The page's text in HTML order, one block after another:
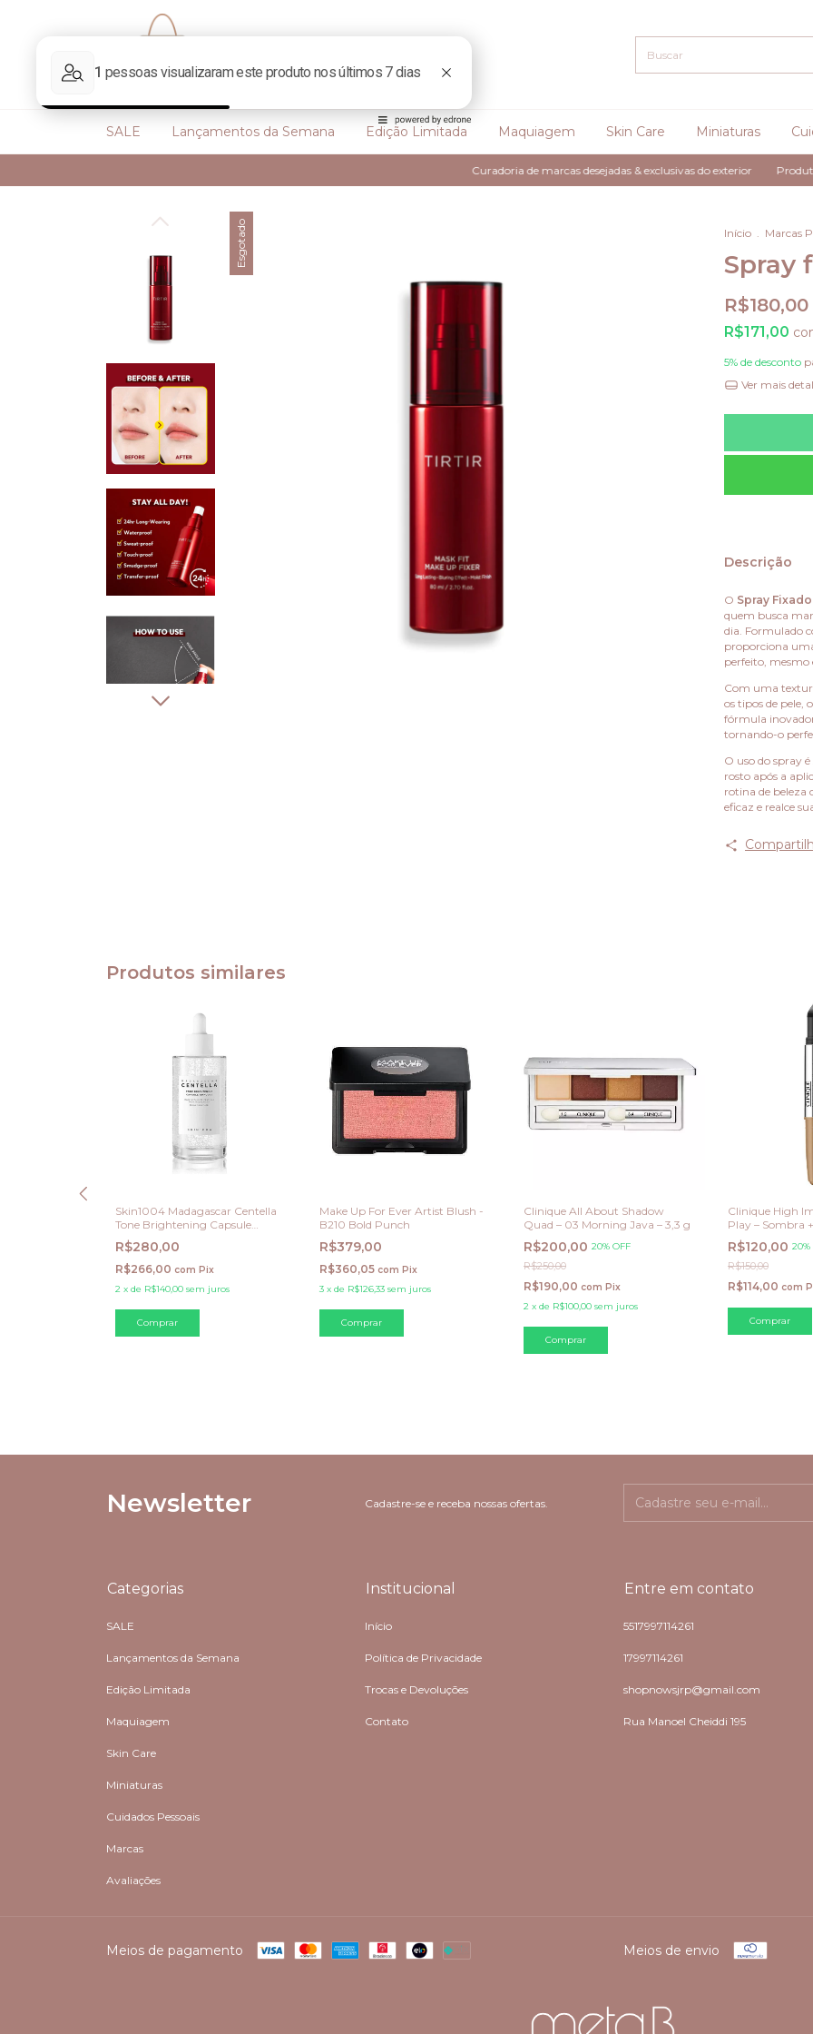
SALE Lançamentos da Semana Edição Limitada Maquiagem Skin Care Miniaturas
Curadoria de marcas desejadas & exclusivas do exterior Produtos 100%
Esgotado Início . Marcas
Spray
R$180,00
R$171,00
5% de desconto
Ver mais
Descrição
O Spray
quem busca
dia. Formulado
proporciona
perfeito, mesmo
Com uma
os tipos de pele,
fórmula
tornando-o
O uso do spray
rosto após a
rotina de beleza
eficaz e realce
Produtos similares
Skin1004 Madagascar Centella
Tone Brightening Capsule
Ampoule – 100 ml
R$280,00
R$266,00 com Pix
2 x de R$140,00 sem juros
Make Up For Ever Artist Blush -
B210 Bold Punch
R$379,00
R$360,05 com Pix
3 x de R$126,33 sem juros
Clinique All About Shadow
Quad – 03 Morning Java – 3,3 g
R$200,00 20% OFF
R$250,00
R$190,00 com Pix
2 x de R$100,00 sem juros
Clinique High
Play – Sombra
Champanhe +
R$120,00 20%
R$150,00
R$114,00 com
Newsletter Cadastre-se e receba nossas ofertas.
Categorias
SALE
Lançamentos da Semana
Edição Limitada
Maquiagem
Skin Care
Miniaturas
Cuidados Pessoais
Marcas
Avaliações
Institucional
Início
Política de Privacidade
Trocas e Devoluções
Contato
Entre em contato
5517997114261
17997114261
shopnowsjrp@gmail.com
Rua Manoel Cheiddi 195
Meios de pagamento Meios de envio